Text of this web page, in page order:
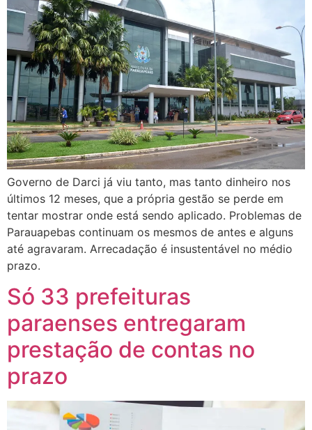
Governo de Darci já viu tanto, mas tanto dinheiro nos
últimos 12 meses, que a própria gestão se perde em
tentar mostrar onde está sendo aplicado. Problemas de
Parauapebas continuam os mesmos de antes e alguns
até agravaram. Arrecadação é insustentável no médio
prazo.
Só 33 prefeituras
paraenses entregaram
prestação de contas no
prazo